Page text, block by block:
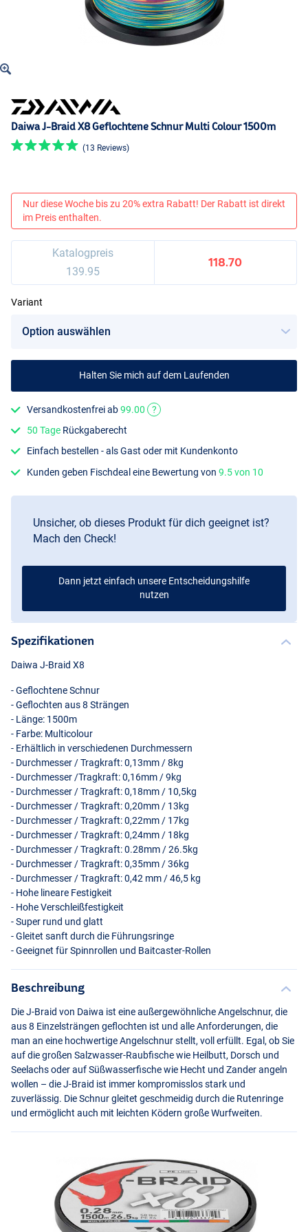
Daiwa J-Braid X8 Geflochtene Schnur Multi Colour 1500m
(13 Reviews)
Nur diese Woche bis zu 20% extra Rabatt! Der Rabatt ist direkt
im Preis enthalten.
Katalogpreis
139.95
118.70
Variant
Halten Sie mich auf dem Laufenden
Versandkostenfrei ab99.00
?
50 Tage Rückgaberecht
Einfach bestellen - als Gast oder mit Kundenkonto
Kunden geben Fischdeal eine Bewertung von9.5 von 10
Unsicher, ob dieses Produkt für dich geeignet ist?
Mach den Check!
Dann jetzt einfach unsere Entscheidungshilfe
nutzen
Spezifikationen
Daiwa J-Braid X8
- Geflochtene Schnur
- Geflochten aus 8 Strängen
- Länge: 1500m
- Farbe: Multicolour
- Erhältlich in verschiedenen Durchmessern
- Durchmesser / Tragkraft: 0,13mm / 8kg
- Durchmesser /Tragkraft: 0,16mm / 9kg
- Durchmesser / Tragkraft: 0,18mm / 10,5kg
- Durchmesser / Tragkraft: 0,20mm / 13kg
- Durchmesser / Tragkraft: 0,22mm / 17kg
- Durchmesser / Tragkraft: 0,24mm / 18kg
- Durchmesser / Tragkraft: 0.28mm / 26.5kg
- Durchmesser / Tragkraft: 0,35mm / 36kg
- Durchmesser / Tragkraft: 0,42 mm / 46,5 kg
- Hohe lineare Festigkeit
- Hohe Verschleißfestigkeit
- Super rund und glatt
- Gleitet sanft durch die Führungsringe
- Geeignet für Spinnrollen und Baitcaster-Rollen
Beschreibung
Die J-Braid von Daiwa ist eine außergewöhnliche Angelschnur, die
aus 8 Einzelsträngen geflochten ist und alle Anforderungen, die
man an eine hochwertige Angelschnur stellt, voll erfüllt. Egal, ob Sie
auf die großen Salzwasser-Raubfische wie Heilbutt, Dorsch und
Seelachs oder auf Süßwasserfische wie Hecht und Zander angeln
wollen – die J-Braid ist immer kompromisslos stark und
zuverlässig. Die Schnur gleitet geschmeidig durch die Rutenringe
und ermöglicht auch mit leichten Ködern große Wurfweiten.